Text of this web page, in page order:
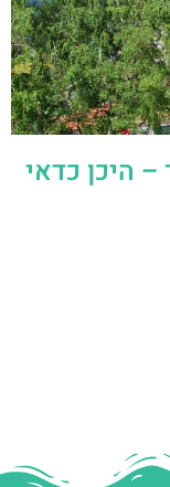
– היכן כדאי